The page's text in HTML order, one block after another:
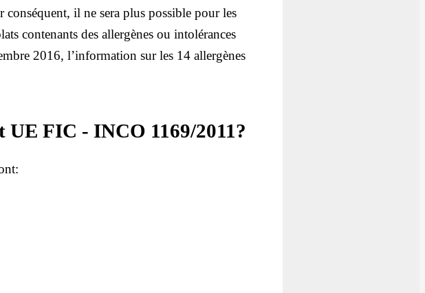
conséquent, il ne sera plus possible pour les
contenants des allergènes ou intolérances
2016, l’information sur les 14 allergènes
UE FIC - INCO 1169/2011?